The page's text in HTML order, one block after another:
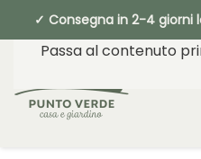
Consegna in 2-
Passa al contenuto